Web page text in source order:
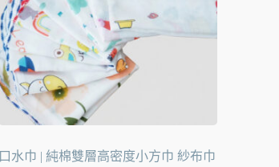
口水巾 | 純棉雙層高密度小方巾 紗布巾